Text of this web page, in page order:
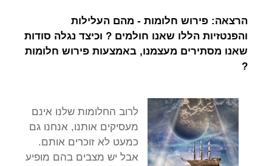
הרצאה: פירוש חלומות - מהם העלילות
והפנטזיות הללו שאנו חולמים ? וכיצד נגלה סודות
שאנו מסתירים מעצמנו, באמצעות פירוש חלומות
?
לרוב החלומות שלנו אינם
מעסיקים אותנו, אנחנו גם
כמעט לא זוכרים אותם.
אבל יש מצבים בהם מופיע